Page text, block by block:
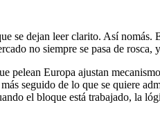
se dejan leer clarito. Así
no siempre se pasa de
pelean Europa ajustan
seguido de lo que se quiere
el bloque está trabajado, la